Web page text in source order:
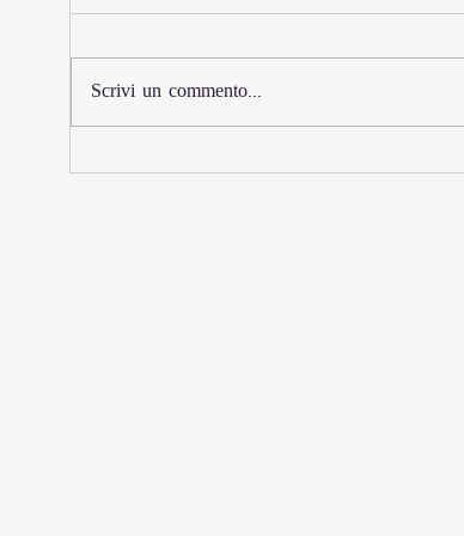
Iscrizioni aperte per il
Scrivi un commento...